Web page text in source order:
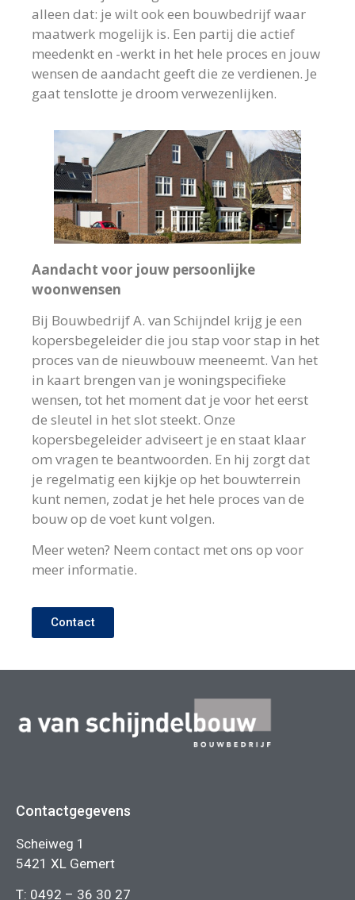
alleen dat: je wilt ook een bouwbedrijf waar
maatwerk mogelijk is. Een partij die actief
meedenkt en -werkt in het hele proces en jouw
wensen de aandacht geeft die ze verdienen. Je
gaat tenslotte je droom verwezenlijken.
Aandacht voor jouw persoonlijke
woonwensen
Bij Bouwbedrijf A. van Schijndel krijg je een
kopersbegeleider die jou stap voor stap in het
proces van de nieuwbouw meeneemt. Van het
in kaart brengen van je woningspecifieke
wensen, tot het moment dat je voor het eerst
de sleutel in het slot steekt. Onze
kopersbegeleider adviseert je en staat klaar
om vragen te beantwoorden. En hij zorgt dat
je regelmatig een kijkje op het bouwterrein
kunt nemen, zodat je het hele proces van de
bouw op de voet kunt volgen.
Meer weten? Neem contact met ons op voor
meer informatie.
Contact
Contactgegevens
Scheiweg 1
5421 XL Gemert
T: 0492 – 36 30 27